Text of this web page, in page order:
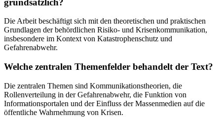
Die Arbeit beschäftigt sich mit den theoretischen und praktischen
Grundlagen der behördlichen Risiko- und Krisenkommunikation,
insbesondere im Kontext von Katastrophenschutz und
Gefahrenabwehr.
Welche zentralen Themenfelder behandelt der Text?
Die zentralen Themen sind Kommunikationstheorien, die
Rollenverteilung in der Gefahrenabwehr, die Funktion von
Informationsportalen und der Einfluss der Massenmedien auf die
öffentliche Wahrnehmung von Krisen.